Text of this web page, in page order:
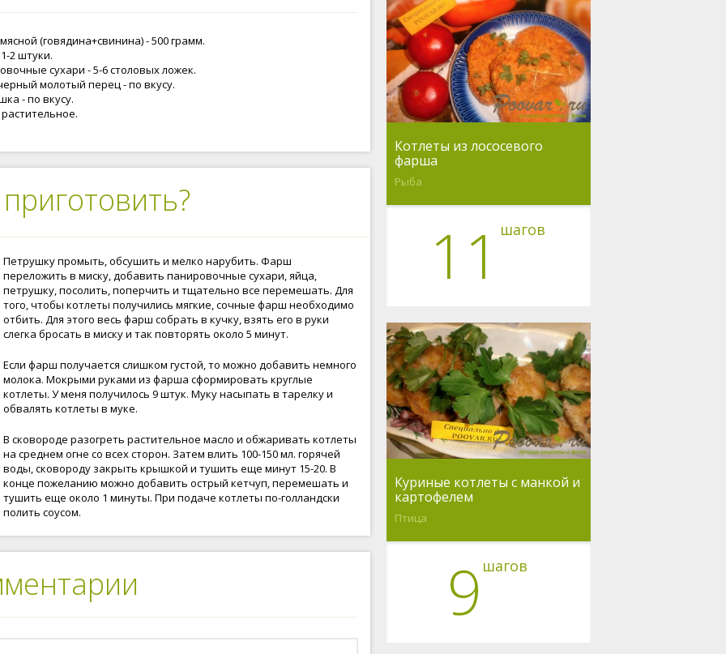
(говядина+свинина) - 500 грамм.
2 штуки.
сухари - 5-6 столовых ложек.
молотый перец - по вкусу.
- по вкусу.
Петрушку промыть, обсушить и мелко нарубить. Фарш
переложить в миску, добавить панировочные сухари, яйца,
петрушку, посолить, поперчить и тщательно все перемешать. Для
того, чтобы котлеты получились мягкие, сочные фарш необходимо
отбить. Для этого весь фарш собрать в кучку, взять его в руки
слегка бросать в миску и так повторять около 5 минут.
Если фарш получается слишком густой, то можно добавить немного
молока. Мокрыми руками из фарша сформировать круглые
котлеты. У меня получилось 9 штук. Муку насыпать в тарелку и
обвалять котлеты в муке.
В сковороде разогреть растительное масло и обжаривать котлеты
на среднем огне со всех сторон. Затем влить 100-150 мл. горячей
воды, сковороду закрыть крышкой и тушить еще минут 15-20. В
конце пожеланию можно добавить острый кетчуп, перемешать и
тушить еще около 1 минуты. При подаче котлеты по-голландски
полить соусом.
Котлеты из лососевого
фарша
Рыба
11 шагов
Куриные котлеты с манкой и
картофелем
Птица
9 шагов